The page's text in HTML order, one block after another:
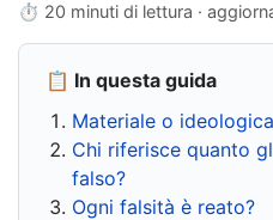
⏱ 20 minuti di lettura ·
📋 In questa guida
Materiale o
Chi riferisce quanto
falso?
Ogni falsità è reato?